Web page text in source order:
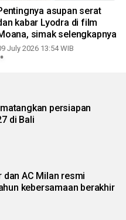
asupan serat
kabar Lyodra di film
simak selengkapnya
July 2026 13:54 WIB
persiapan
di Bali
dan AC Milan resmi
kebersamaan berakhir